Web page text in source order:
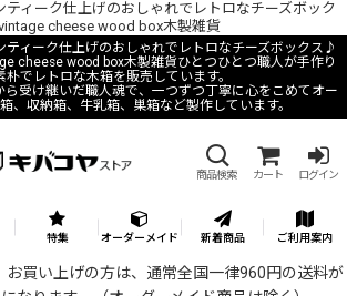
ティーク仕上げのおしゃれでレトロなチーズボック
cheese wood box木製雑貨
ティーク仕上げのおしゃれでレトロなチーズボックス♪
cheese wood box木製雑貨ひとつひとつ職人が手作り
朴でレトロな木箱を販売しています。
受け継いだ職人魂で、一つずつ丁寧に心をこめてオー
、収納箱、牛乳箱、巣箱など製作しています。
商品検索 カート ログイン
特集 オーダーメイド 新着商品 ご利用案内
お買い上げの方は、通常全国一律960円の送料が